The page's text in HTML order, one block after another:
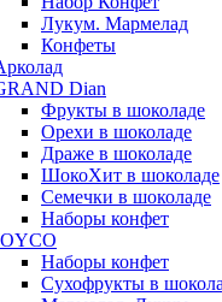
Лукум. Мармелад
Конфеты
Dian
Фрукты в шоколаде
Орехи в шоколаде
Драже в шоколаде
ШокоХит в шоколаде
Семечки в шоколаде
Наборы конфет
Наборы конфет
Сухофрукты в